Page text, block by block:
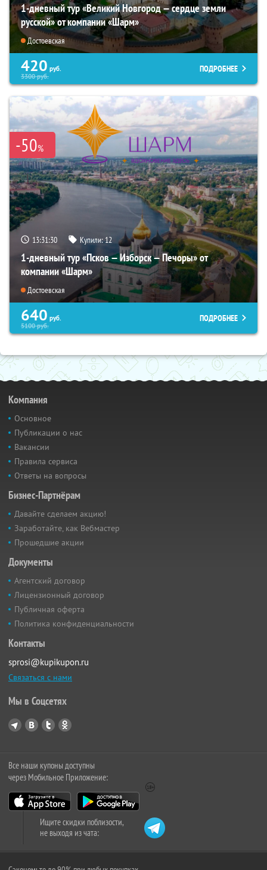
1-дневный тур «Великий Новгород — сердце земли
русской» от компании «Шарм»
Достоевская
420 руб.
3300руб.
ПОДРОБНЕЕ
-50%
13:31:28 Купили:12
1-дневный тур «Псков — Изборск — Печоры» от
компании «Шарм»
Достоевская
640 руб.
5100руб.
ПОДРОБНЕЕ
Компания
Основное
Публикации о нас
Вакансии
Правила сервиса
Ответы на вопросы
Бизнес-Партнёрам
Давайте сделаем акцию!
Заработайте, как Вебмастер
Прошедшие акции
Документы
Агентский договор
Лицензионный договор
Публичная оферта
Политика конфиденциальности
Контакты
sprosi@kupikupon.ru
Связаться с нами
Мы в Соцсетях
Все наши купоны доступны
через Мобильное Приложение:
Ищите скидки поблизости,
не выходя из чата: